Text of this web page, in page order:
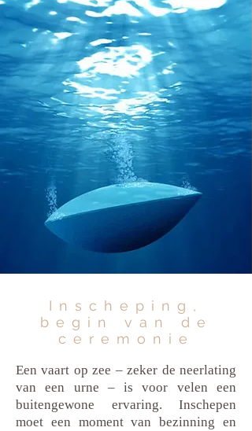
Inscheping,
begin van de
ceremonie
Een vaart op zee – zeker de neerlating
van een urne – is voor velen een
buitengewone ervaring. Inschepen
moet een moment van bezinning en